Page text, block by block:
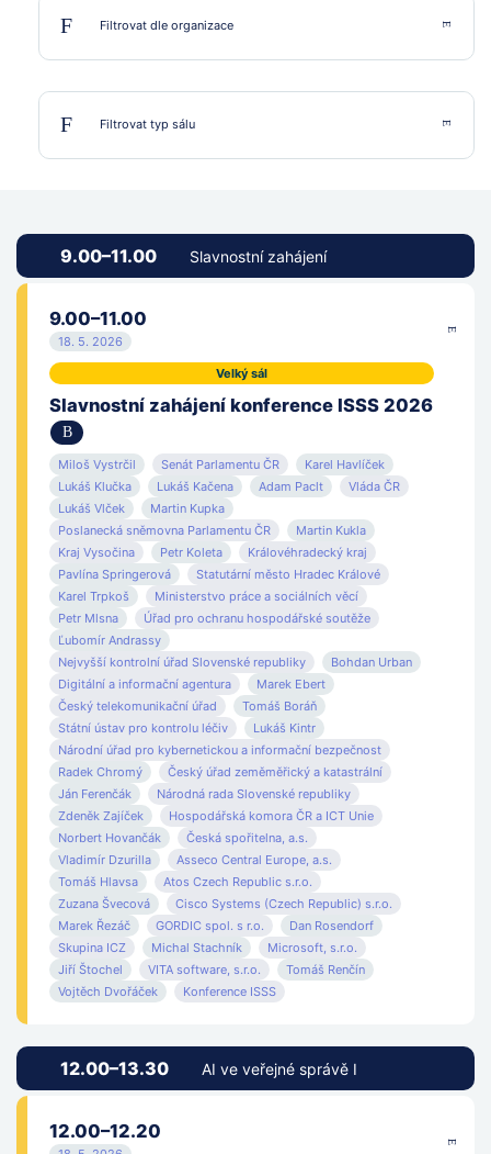
Allium, s.r.o.
Atos Czech Republic s.r.o.
ATS – TELCOM PRAHA a.s.
CENDIS, s.p.
Centrum investic, rozvoje a inovací
Cisco Systems (Czech Republic) s.r.o.
CLOUDFIELD a.s.
CNZ z.s.
CZ.NIC z.s.p.o.
Česká agentura pro standardizaci
Česká spořitelna, a.s.
České Radiokomunikace a.s.
Český telekomunikační úřad
Český úřad zeměměřický a katastrální
DATERA s.r.o.
Digitální a informační agentura
Generální ředitelství Hasičského záchranného sboru ČR
GORDIC spol. s r.o.
Eliščin sál
Labský sál
Visegrádský salonek
Expozice Triada
Aldis
9.00–11.00 Slavnostní zahájení
9.00–11.00
18. 5. 2026
Velký sál
Slavnostní zahájení konference ISSS 2026
Miloš Vystrčil Senát Parlamentu ČR
Karel Havlíček
Lukáš Klučka
Lukáš Kačena Adam Paclt
Vláda ČR
Lukáš Vlček
Martin Kupka
Poslanecká sněmovna Parlamentu ČR
Martin Kukla
Kraj Vysočina
Petr Koleta
Královéhradecký kraj
Pavlína Springerová
Statutární město Hradec Králové
Karel Trpkoš
Ministerstvo práce a sociálních věcí
Petr Mlsna
Úřad pro ochranu hospodářské soutěže
Ľubomír Andrassy
Nejvyšší kontrolní úřad Slovenské republiky
Bohdan Urban
Digitální a informační agentura
Marek Ebert
Český telekomunikační úřad
Tomáš Boráň
Státní ústav pro kontrolu léčiv
Lukáš Kintr
Národní úřad pro kybernetickou a informační bezpečnost
Radek Chromý
Český úřad zeměměřický a katastrální
Ján Ferenčák
Národná rada Slovenské republiky
Zdeněk Zajíček
Hospodářská komora ČR a ICT Unie
Norbert Hovančák
Česká spořitelna, a.s.
Vladimír Dzurilla
Asseco Central Europe, a.s.
Tomáš Hlavsa
Atos Czech Republic s.r.o.
Zuzana Švecová
Cisco Systems (Czech Republic) s.r.o.
Marek Řezáč
GORDIC spol. s r.o.
Dan Rosendorf
Skupina ICZ
Michal Stachník
Microsoft, s.r.o.
Jiří Štochel
VITA software, s.r.o.
Tomáš Renčín
Vojtěch Dvořáček
Konference ISSS
12.00–13.30 AI ve veřejné správě I
12.00–12.20